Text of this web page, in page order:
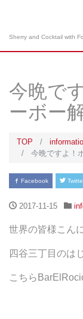
Sherry and Cocktail with
今晩で
ーボー
TOP
今晩ですよ！
Facebook
2017-11-15
世界の皆様こん
四谷三丁目のは
こちら